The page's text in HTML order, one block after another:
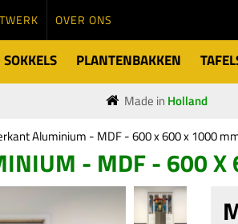
OVER ONS
SOKKELS PLANTENBAKKEN
Made in Holland
Aluminium - MDF - 600 x 600 x 1000
- MDF - 600